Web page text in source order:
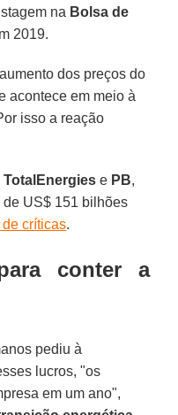
na Bolsa de
2019.
dos preços do
acontece em meio à
isso a reação
TotalEnergies e PB,
US$ 151 bilhões
críticas.
conter a
pediu à
lucros, "os
em um ano",